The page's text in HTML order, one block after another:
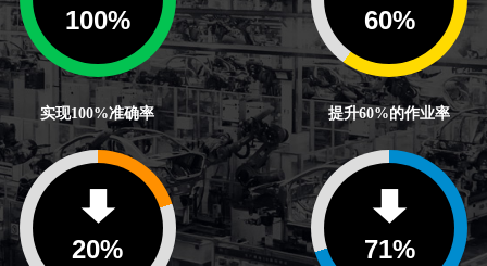
100%
实现100%准确率
60%
提升60%的作业率
20% 71%